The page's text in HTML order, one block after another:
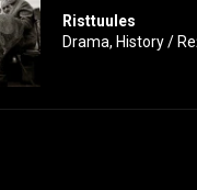
Risttuules
Drama, History /